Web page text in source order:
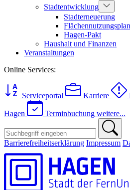
Stadtentwicklung
Stadterneuerung
Hagen-Pakt
Haushalt und Finanzen
Veranstaltungen
Online Services:
Serviceportal Karriere
Hagen Terminbuchung weitere...
Barrierefreiheitserklärung Impressum